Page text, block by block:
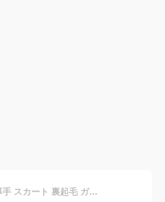
AMIGGOO キッズ レギンス 綿 厚手 スカート 裏起毛 ガールズ 美脚 スカッツ スパッツ インナー 10分丈 ガールズ 子供服 通学 ネイビー ブラック ワインレッド 110 120 130 140 150 160cm